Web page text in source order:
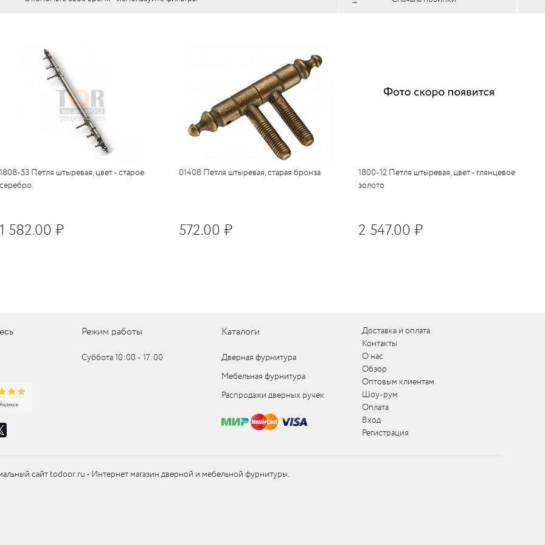
1808-53 Петля штыревая, цвет - старое
серебро
1 582.00 ₽
01408 Петля штыревая, старая бронза
572.00 ₽
1800-12 Петля штыревая, цвет - глянцевое
золото
2 547.00 ₽
Режим работы
Суббота 10:00 ‑ 17:00
Каталоги
Дверная фурнитура
Мебельная фурнитура
Распродажи дверных ручек
Доставка и оплата
Контакты
О нас
Обзор
Оптовым клиентам
Шоу-рум
Оплата
Вход
Регистрация
сайт todoor.ru - Интернет магазин дверной и мебельной фурнитуры.